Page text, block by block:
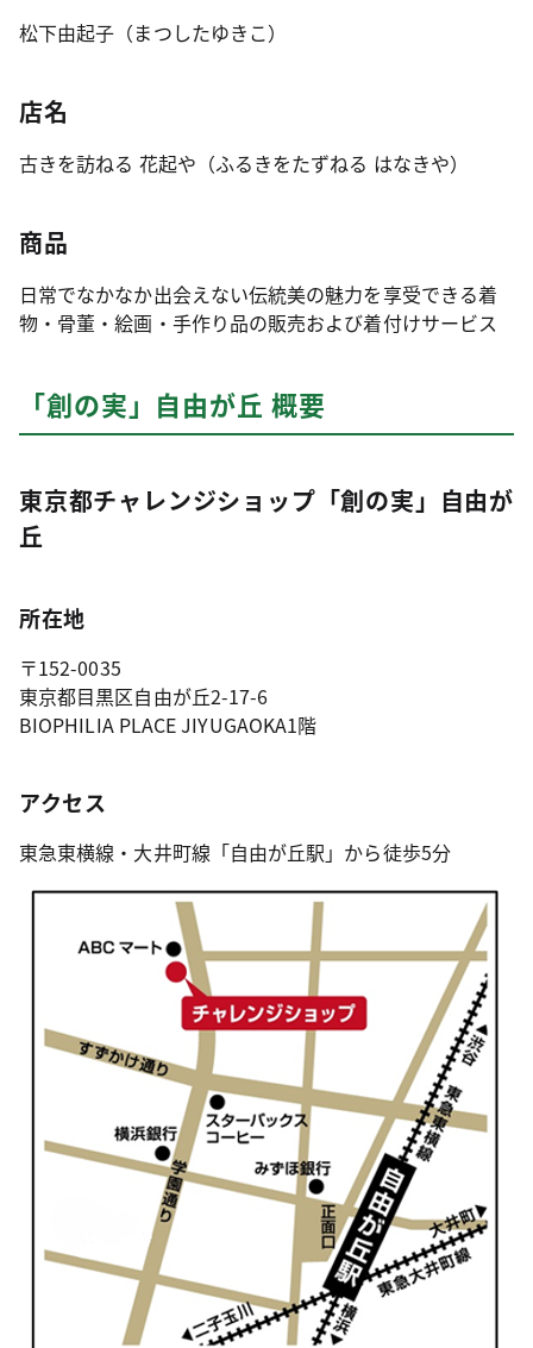
松下由起子（まつしたゆきこ）
店名
古きを訪ねる 花起や（ふるきをたずねる はなきや）
商品
日常でなかなか出会えない伝統美の魅力を享受できる着
物・骨董・絵画・手作り品の販売および着付けサービス
「創の実」自由が丘 概要
東京都チャレンジショップ「創の実」自由が
丘
所在地
〒152-0035
東京都目黒区自由が丘2-17-6
BIOPHILIA PLACE JIYUGAOKA1階
アクセス
東急東横線・大井町線「自由が丘駅」から徒歩5分